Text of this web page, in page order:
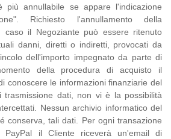
annullabile se appare l'indicazione
Richiesto l'annullamento della
caso il Negoziante può essere ritenuto
danni, diretti o indiretti, provocati da
dell'importo impegnato da parte di
della procedura di acquisto il
conoscere le informazioni finanziarie del
trasmissione dati, non vi è la possibilità
Nessun archivio informatico del
conserva, tali dati. Per ogni transazione
il Cliente riceverà un'email di